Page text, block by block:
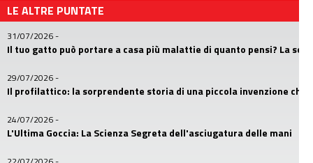
LE ALTRE PUNTATE
31/07/2026-
Il tuo gatto può portare a casa più malattie di quanto pensi? La
29/07/2026-
Il profilattico: la sorprendente storia di una piccola invenzione
24/07/2026-
L'Ultima Goccia: La Scienza Segreta dell'asciugatura delle mani